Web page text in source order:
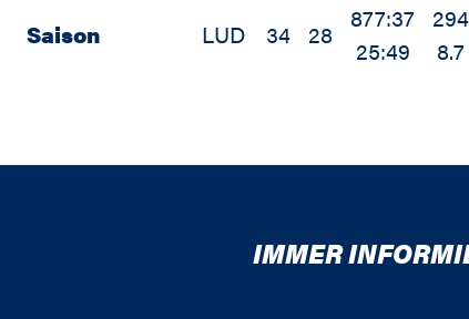
Saison LUD 34 28
877:37
25:49
294
8.7
IMMER